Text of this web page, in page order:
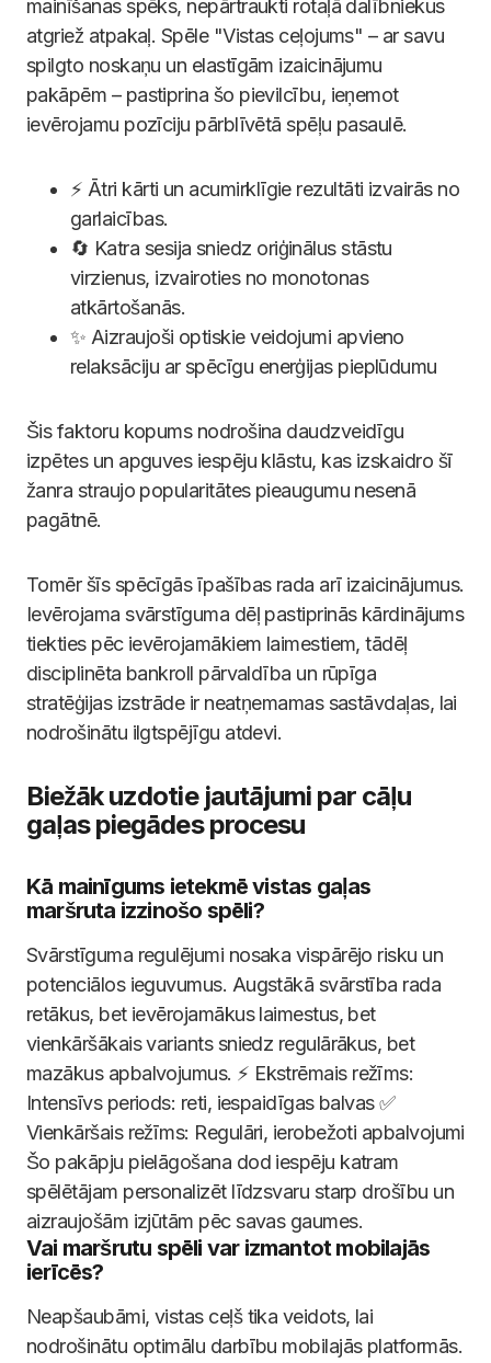
mainīšanas spēks, nepārtraukti rotaļā dalībniekus
atgriež atpakaļ. Spēle "Vistas ceļojums" – ar savu
spilgto noskaņu un elastīgām izaicinājumu
pakāpēm – pastiprina šo pievilcību, ieņemot
ievērojamu pozīciju pārblīvētā spēļu pasaulē.
⚡️ Ātri kārti un acumirklīgie rezultāti izvairās no
garlaicības.
🔄 Katra sesija sniedz oriģinālus stāstu
virzienus, izvairoties no monotonas
atkārtošanās.
✨ Aizraujoši optiskie veidojumi apvieno
relaksāciju ar spēcīgu enerģijas pieplūdumu
Šis faktoru kopums nodrošina daudzveidīgu
izpētes un apguves iespēju klāstu, kas izskaidro šī
žanra straujo popularitātes pieaugumu nesenā
pagātnē.
Tomēr šīs spēcīgās īpašības rada arī izaicinājumus.
Ievērojama svārstīguma dēļ pastiprinās kārdinājums
tiekties pēc ievērojamākiem laimestiem, tādēļ
disciplinēta bankroll pārvaldība un rūpīga
stratēģijas izstrāde ir neatņemamas sastāvdaļas, lai
nodrošinātu ilgtspējīgu atdevi.
Biežāk uzdotie jautājumi par cāļu
gaļas piegādes procesu
Kā mainīgums ietekmē vistas gaļas
maršruta izzinošo spēli?
Svārstīguma regulējumi nosaka vispārējo risku un
potenciālos ieguvumus. Augstākā svārstība rada
retākus, bet ievērojamākus laimestus, bet
vienkāršākais variants sniedz regulārākus, bet
mazākus apbalvojumus. ⚡ Ekstrēmais režīms:
Intensīvs periods: reti, iespaidīgas balvas ✅
Vienkāršais režīms: Regulāri, ierobežoti apbalvojumi
Šo pakāpju pielāgošana dod iespēju katram
spēlētājam personalizēt līdzsvaru starp drošību un
aizraujošām izjūtām pēc savas gaumes.
Vai maršrutu spēli var izmantot mobilajās
ierīcēs?
Neapšaubāmi, vistas ceļš tika veidots, lai
nodrošinātu optimālu darbību mobilajās platformās.